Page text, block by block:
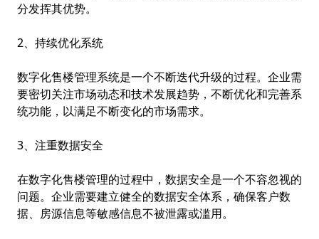
分发挥其优势。
2、持续优化系统
数字化售楼管理系统是一个不断迭代升级的过程。企业需
要密切关注市场动态和技术发展趋势，不断优化和完善系
统功能，以满足不断变化的市场需求。
3、注重数据安全
在数字化售楼管理的过程中，数据安全是一个不容忽视的
问题。企业需要建立健全的数据安全体系，确保客户数
据、房源信息等敏感信息不被泄露或滥用。